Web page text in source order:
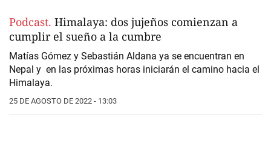
Podcast. Himalaya: dos jujeños comienzan a
cumplir el sueño a la cumbre
Matías Gómez y Sebastián Aldana ya se encuentran en
Nepal y en las próximas horas iniciarán el camino hacia el
Himalaya.
25 DE AGOSTO DE 2022 - 13:03